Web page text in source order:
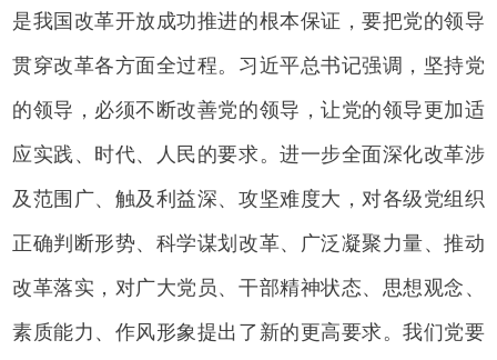
是我国改革开放成功推进的根本保证，要把党的领导
贯穿改革各方面全过程。习近平总书记强调，坚持党
的领导，必须不断改善党的领导，让党的领导更加适
应实践、时代、人民的要求。进一步全面深化改革涉
及范围广、触及利益深、攻坚难度大，对各级党组织
正确判断形势、科学谋划改革、广泛凝聚力量、推动
改革落实，对广大党员、干部精神状态、思想观念、
素质能力、作风形象提出了新的更高要求。我们党要